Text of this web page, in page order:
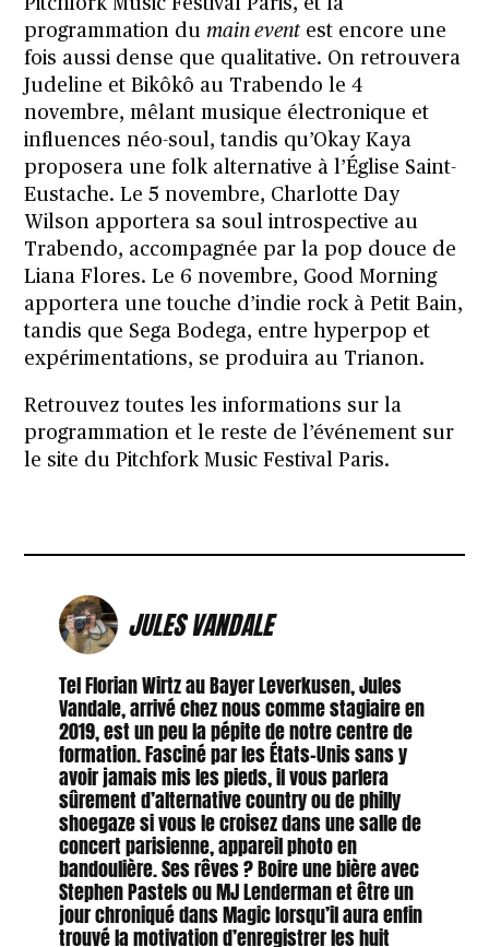
Pitchfork Music Festival Paris, et la
programmation dumain eventest encore une
fois aussi dense que qualitative. On retrouvera
Judeline et Bikôkô au Trabendo le 4
novembre, mêlant musique électronique et
influences néo-soul, tandis qu’Okay Kaya
proposera une folk alternative à l’Église Saint-
Eustache. Le 5 novembre, Charlotte Day
Wilson apportera sa soul introspective au
Trabendo, accompagnée par la pop douce de
Liana Flores. Le 6 novembre, Good Morning
apportera une touche d’indie rock à Petit Bain,
tandis que Sega Bodega, entre hyperpop et
expérimentations, se produira au Trianon.
Retrouvez toutes les informations sur la
programmation et le reste de l’événement sur
le site duPitchfork Music Festival Paris.
JULES VANDALE
Tel Florian Wirtz au Bayer Leverkusen, Jules
Vandale, arrivé chez nous comme stagiaire en
2019, est un peu la pépite de notre centre de
formation. Fasciné par les États-Unis sans y
avoir jamais mis les pieds, il vous parlera
sûrement d’alternative country ou de philly
shoegaze si vous le croisez dans une salle de
concert parisienne, appareil photo en
bandoulière. Ses rêves ? Boire une bière avec
Stephen Pastels ou MJ Lenderman et être un
jour chroniqué dans Magic lorsqu’il aura enfin
trouvé la motivation d’enregistrer les huit